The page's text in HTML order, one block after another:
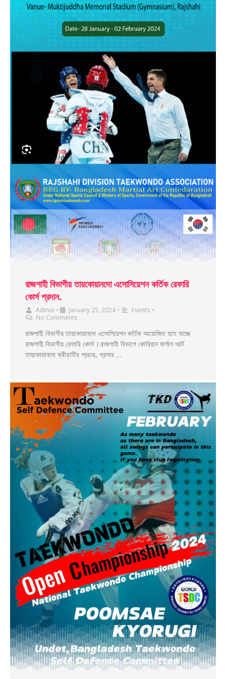
রাজশাহী বিভাগীয় তায়কোয়ানদো এসোসিয়েশন কর্তিক রেফারি
কোর্স প্রদান.
Admin • January 25, 2024 • Events •
No Comments
রাজশাহী বিভাগীয় তায়কোয়ানদো এসোসিয়েশন কর্তিক আয়োজিত হতে যাচ্ছে
রাজশাহী বিভাগীয় রেফারি কোর্স । রাজশাহী বিভাগে কোরিয়ান মার্শাল আর্ট
তায়কোয়ানদো ক্রীড়াটির প্রচার, প্রসার …